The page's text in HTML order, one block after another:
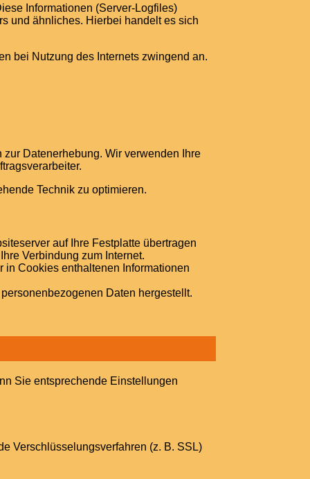
Informationen (Server-Logfiles)
und ähnliches. Hierbei handelt es sich
bei Nutzung des Internets zwingend an.
Datenerhebung. Wir verwenden Ihre
Technik zu optimieren.
auf Ihre Festplatte übertragen
Verbindung zum Internet.
in Cookies enthaltenen Informationen
Daten hergestellt.
Sie entsprechende Einstellungen
Verschlüsselungsverfahren (z. B. SSL)